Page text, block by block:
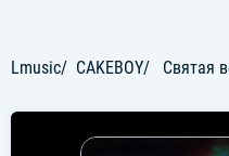
Lmusic CAKEBOY Святая